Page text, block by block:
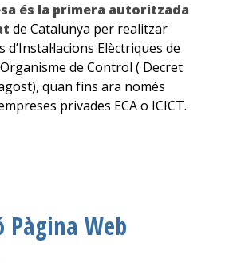
és la primera autoritzada
de Catalunya per realitzar
Elèctriques de
de Control ( Decret
quan fins ara només
privades ECA o ICICT.
Pàgina Web